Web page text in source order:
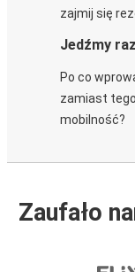
zajmij się
Jedźmy
Po co
zamiast
mobilność?
Zaufało